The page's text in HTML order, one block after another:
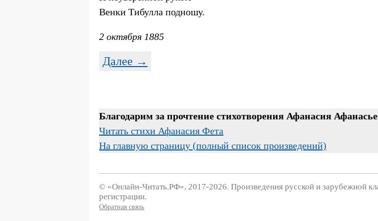
Венки Тибулла подношу.
2 октября 1885
Далее →
Благодарим за прочтение стихотворения Афанасия
Читать стихи Афанасия Фета
На главную страницу (полный список произведений)
© «Онлайн-Читать.РФ», 2017-2026. Произведения русской и зарубежной
регистрации.
Обратная связь